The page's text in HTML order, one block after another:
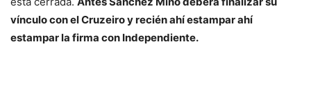
vínculo con el Cruzeiro y recién ahí estampar ahí
estampar la firma con Independiente.